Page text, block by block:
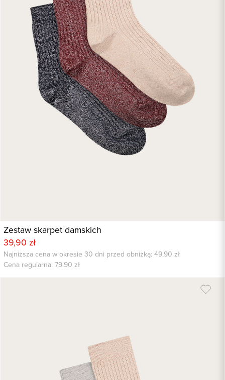
Zestaw skarpet damskich
39,90 zł
Najniższa cena w okresie 30 dni przed obniżką: 49,90 zł
Cena regularna: 79.90 zł